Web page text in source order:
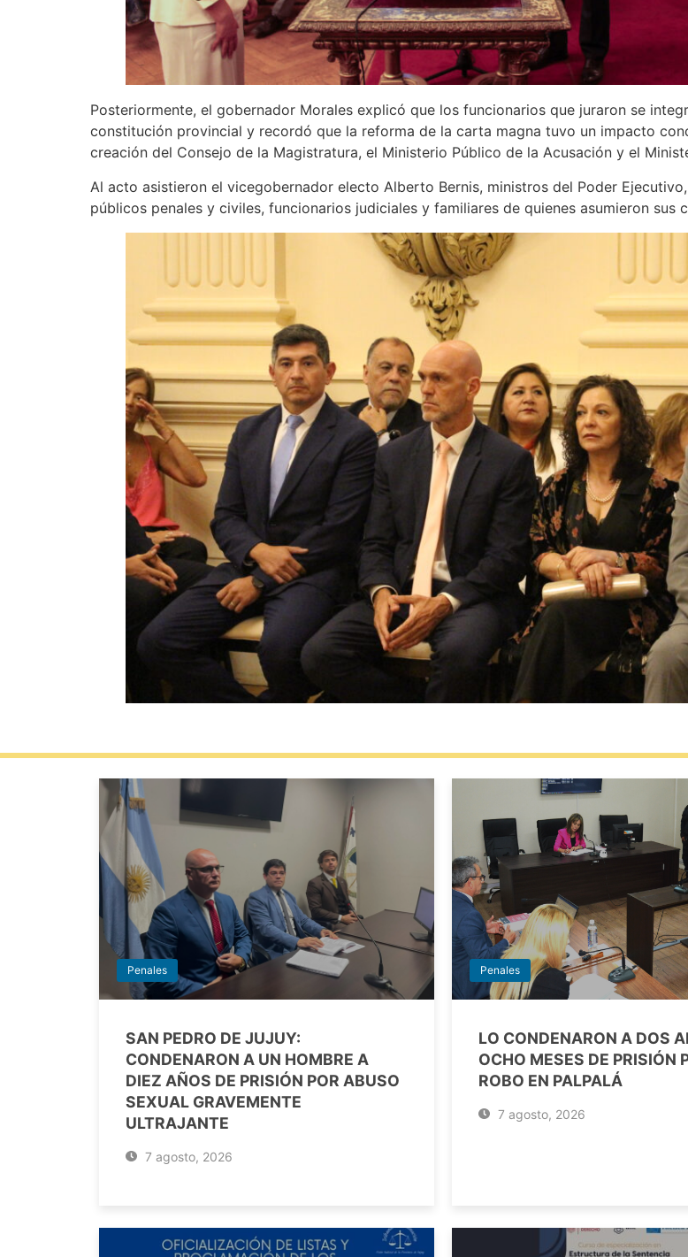
Posteriormente, el gobernador Morales explicó que los funcionarios que juraron se
constitución provincial y recordó que la reforma de la carta magna tuvo un impacto
creación del Consejo de la Magistratura, el Ministerio Público de la Acusación y el
Al acto asistieron el vicegobernador electo Alberto Bernis, ministros del Poder
públicos penales y civiles, funcionarios judiciales y familiares de quienes asumieron sus
Penales
SAN PEDRO DE JUJUY:
CONDENARON A UN HOMBRE A
DIEZ AÑOS DE PRISIÓN POR ABUSO
SEXUAL GRAVEMENTE
ULTRAJANTE
7 agosto, 2026
Penales
LO CONDENARON A DOS
OCHO MESES DE PRISIÓN
ROBO EN PALPALÁ
7 agosto, 2026